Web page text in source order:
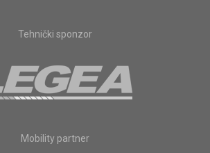
Tehnički sponzor
Mobility partner